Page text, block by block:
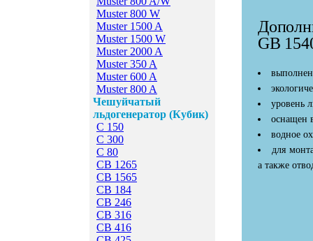
Muster 800 W
Мuster 1500 A
Мuster 1500 W
Мuster 2000 A
Мuster 350 A
Мuster 600 A
Мuster 800 A
Чешуйчатый
льдогенератор (Кубик)
C 150
C 300
C 80
CB 1265
CB 1565
CB 184
CB 246
CB 316
CB 416
GB
уровень
оснащен
водное
для
а также